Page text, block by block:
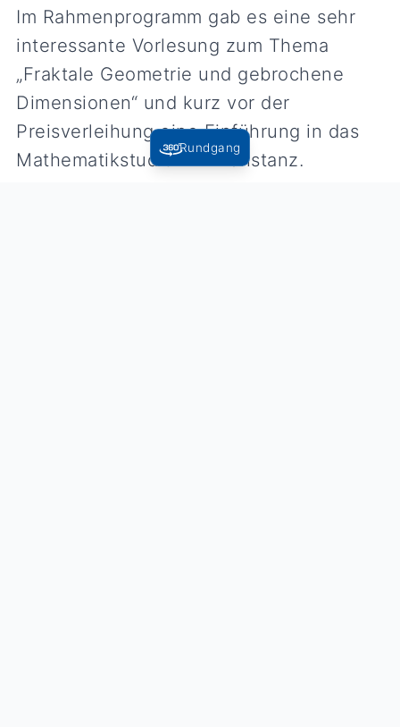
Im Rahmenprogramm gab es eine sehr
interessante Vorlesung zum Thema
„Fraktale Geometrie und gebrochene
Dimensionen“ und kurz vor der
Preisverleihung eine Einführung in das
Mathematikstudium in Konstanz.
Rundgang